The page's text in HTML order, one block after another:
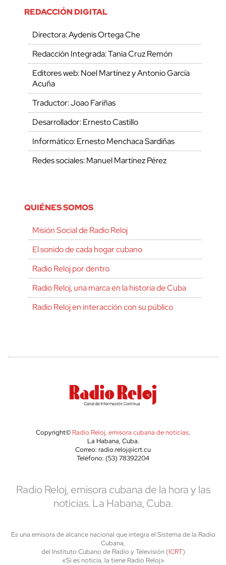
REDACCIÓN DIGITAL
Directora: Aydenis Ortega Che
Redacción Integrada: Tania Cruz Remón
Editores web: Noel Martínez y Antonio García
Acuña
Traductor: Joao Fariñas
Desarrollador: Ernesto Castillo
Informático: Ernesto Menchaca Sardiñas
Redes sociales: Manuel Martínez Pérez
QUIÉNES SOMOS
Misión Social de Radio Reloj
El sonido de cada hogar cubano
Radio Reloj por dentro
Radio Reloj, una marca en la historia de Cuba
Radio Reloj en interacción con su público
Copyright© Radio Reloj, emisora cubana de noticias.
La Habana, Cuba.
Correo: radio.reloj@icrt.cu
Teléfono: (53) 78392204
Radio Reloj, emisora cubana de la hora y las
noticias. La Habana, Cuba.
Es una emisora de alcance nacional que integra el Sistema de la Radio
Cubana,
del Instituto Cubano de Radio y Televisión (ICRT)
«Si es noticia, la tiene Radio Reloj»